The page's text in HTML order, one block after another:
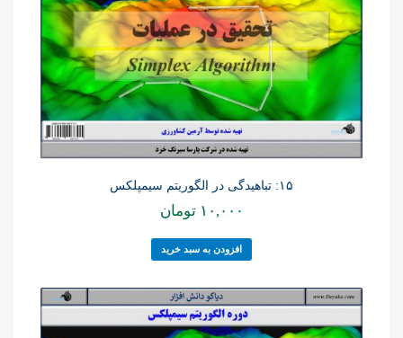
۱۵: تباهیدگی در الگوریتم سیمپلکس
۱۰,۰۰۰ تومان
افزودن به سبد خرید